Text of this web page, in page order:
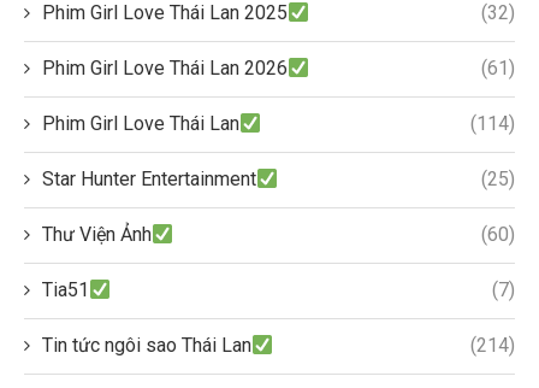
Phim Girl Love Thái Lan 2025 (32)
Phim Girl Love Thái Lan 2026 (61)
Phim Girl Love Thái Lan (114)
Star Hunter Entertainment (25)
Thư Viện Ảnh (60)
Tia51 (7)
Tin tức ngôi sao Thái Lan (214)